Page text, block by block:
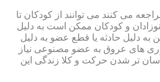
می کنند می توانند از کودکان تا
و کودکان ممکن است به دلیل
به دلیل حادثه یا قطع عضو به دلیل
های عروق به عضو مصنوعی نیاز
آسان تر شدن حرکت و کلا زندگی این